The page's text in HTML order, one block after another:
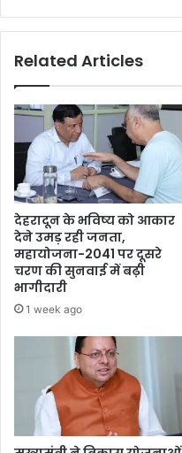
Related Articles
देहरादून के भविष्य को आकार
देने उमड़ रही जनता,
महायोजना-2041 पर दूसरे
चरण की सुनवाई में बढ़ी
भागीदारी
1 week ago